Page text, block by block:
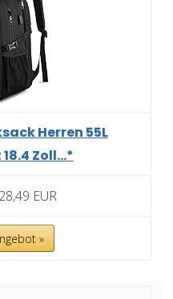
Herren 55L
Zoll...*
28,49 EUR
»